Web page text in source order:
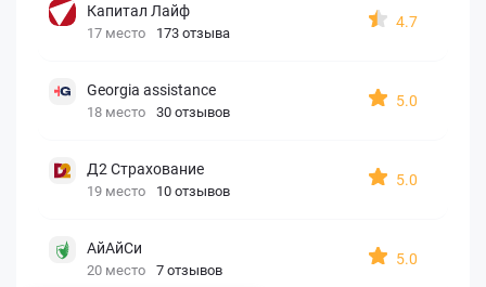
Капитал Лайф
17 место 173 отзыва
4.7
Georgia assistance
18 место 30 отзывов
5.0
Д2 Страхование
19 место 10 отзывов
5.0
АйАйСи
20 место 7 отзывов
5.0